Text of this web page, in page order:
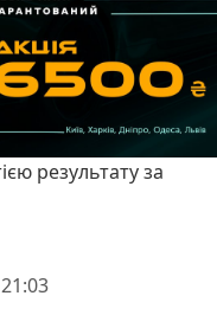
результату за